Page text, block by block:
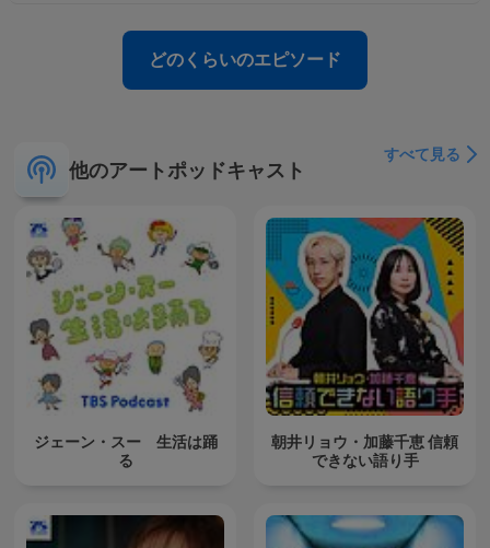
どのくらいのエピソード
他のアートポッドキャスト
すべて見る
ジェーン・スー 生活は踊
る
朝井リョウ・加藤千恵 信頼
できない語り手